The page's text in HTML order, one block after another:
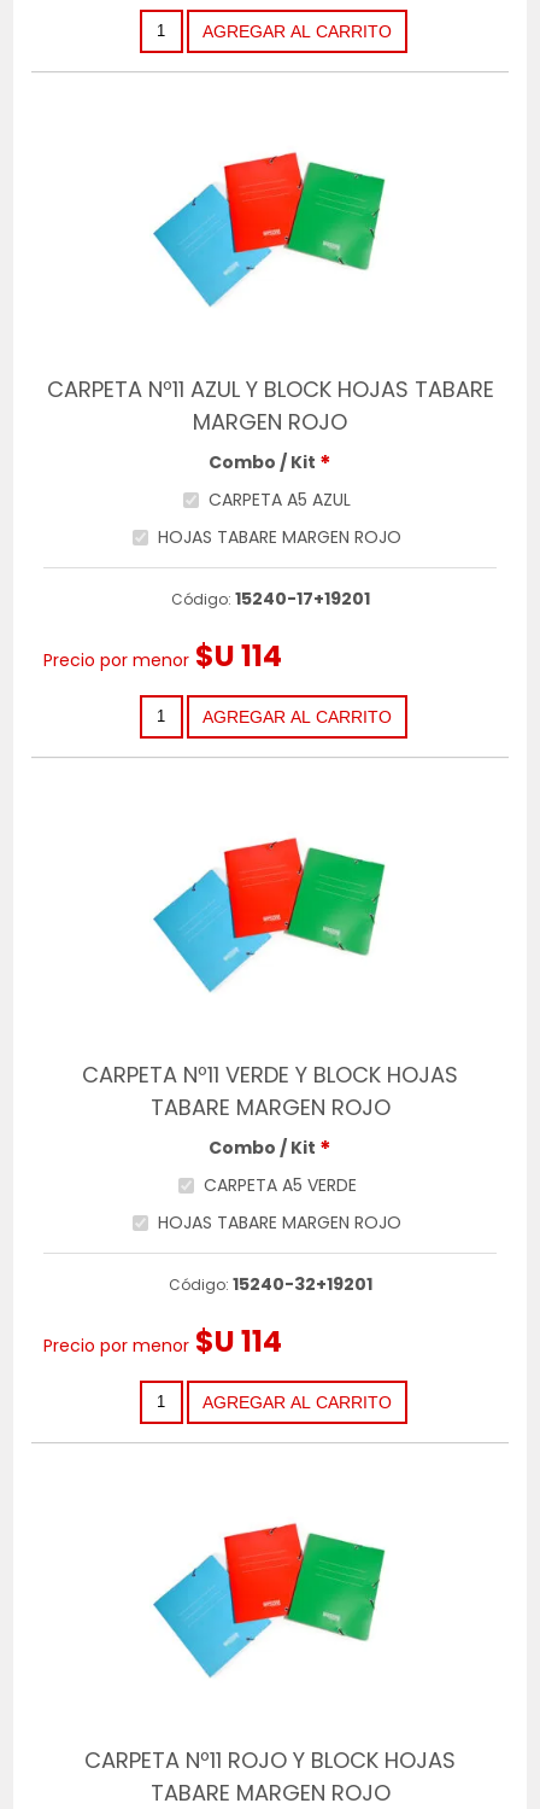
CARPETA Nº11 AZUL Y BLOCK HOJAS TABARE
MARGEN ROJO
Combo / Kit *
CARPETA A5 AZUL
HOJAS TABARE MARGEN ROJO
Código: 15240-17+19201
Precio por menor $U 114
CARPETA Nº11 VERDE Y BLOCK HOJAS
TABARE MARGEN ROJO
Combo / Kit *
CARPETA A5 VERDE
HOJAS TABARE MARGEN ROJO
Código: 15240-32+19201
Precio por menor $U 114
CARPETA Nº11 ROJO Y BLOCK HOJAS
TABARE MARGEN ROJO